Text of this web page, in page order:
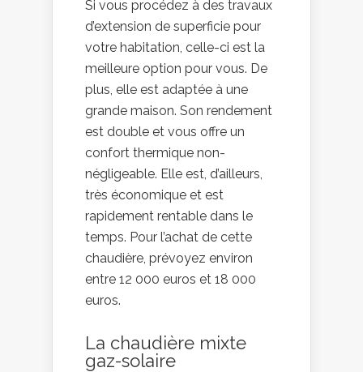
Si vous procédez à des travaux
d’extension de superficie pour
votre habitation, celle-ci est la
meilleure option pour vous. De
plus, elle est adaptée à une
grande maison. Son rendement
est double et vous offre un
confort thermique non-
négligeable. Elle est, d’ailleurs,
très économique et est
rapidement rentable dans le
temps. Pour l’achat de cette
chaudière, prévoyez environ
entre 12 000 euros et 18 000
euros.
La chaudière mixte
gaz-solaire